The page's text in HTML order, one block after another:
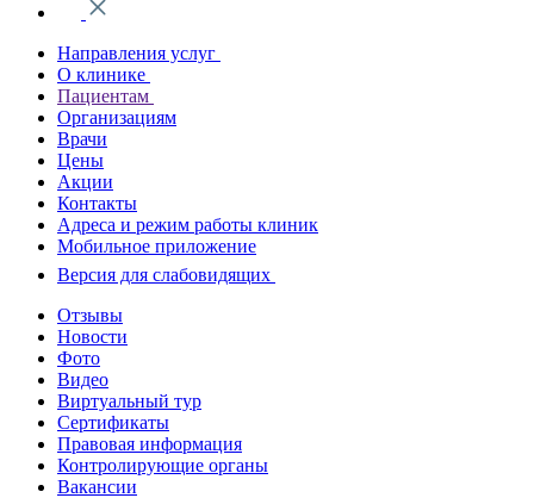
Направления услуг
О клинике
Пациентам
Организациям
Врачи
Цены
Акции
Контакты
Адреса и режим работы клиник
Мобильное приложение
Версия для слабовидящих
Отзывы
Новости
Фото
Видео
Виртуальный тур
Сертификаты
Правовая информация
Контролирующие органы
Вакансии